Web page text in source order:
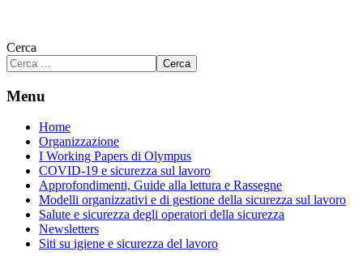
Cerca
Cerca
Menu
Home
Organizzazione
I Working Papers di Olympus
COVID-19 e sicurezza sul lavoro
Approfondimenti, Guide alla lettura e Rassegne
Modelli organizzativi e di gestione della sicurezza sul lavoro
Salute e sicurezza degli operatori della sicurezza
Newsletters
Siti su igiene e sicurezza del lavoro